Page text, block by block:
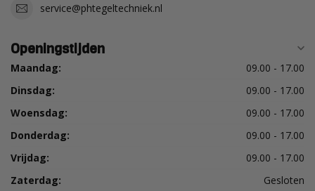
service@phtegeltechniek.nl
Openingstijden
Maandag:
09.00 - 17.00
Dinsdag:
09.00 - 17.00
Woensdag:
09.00 - 17.00
Donderdag:
09.00 - 17.00
Vrijdag:
09.00 - 17.00
Zaterdag:
Gesloten